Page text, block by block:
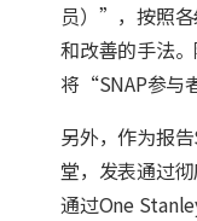
员）”，按照各
和改善的手法
将“SNAP参与
另外，作为报
堂，发表通过
通过One